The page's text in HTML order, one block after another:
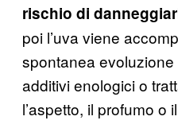
rischio di
poi l’uva viene
spontanea
additivi enologici o
l’aspetto, il profumo o